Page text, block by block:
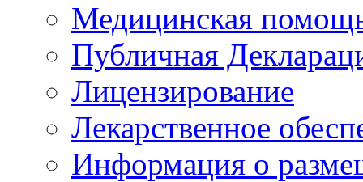
Медицинская
Публичная
Лицензирование
Лекарственное
Информация о